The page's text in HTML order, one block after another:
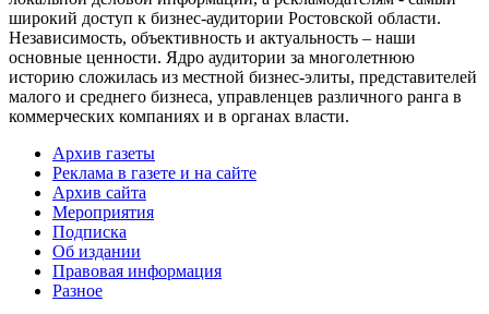
широкий доступ к бизнес-аудитории Ростовской области.
Независимость, объективность и актуальность – наши
основные ценности. Ядро аудитории за многолетнюю
историю сложилась из местной бизнес-элиты, представителей
малого и среднего бизнеса, управленцев различного ранга в
коммерческих компаниях и в органах власти.
Архив газеты
Реклама в газете и на сайте
Архив сайта
Мероприятия
Подписка
Об издании
Правовая информация
Разное